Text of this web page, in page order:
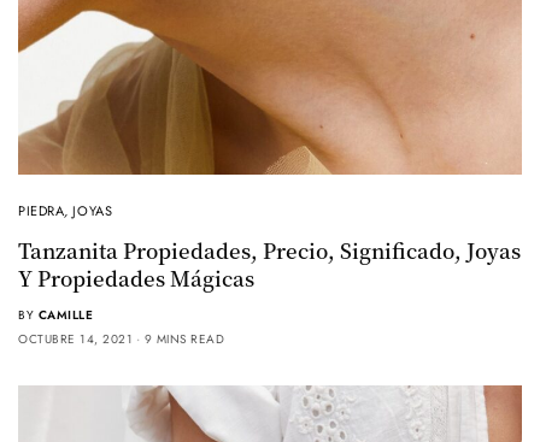
PIEDRA,JOYAS
Tanzanita Propiedades, Precio, Significado, Joyas
Y Propiedades Mágicas
BY CAMILLE
OCTUBRE 14, 2021
9 MINS READ